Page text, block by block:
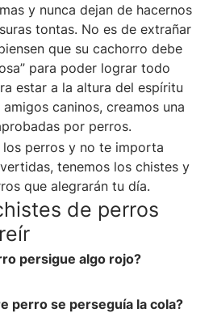
y nunca dejan de hacernos
tontas. No es de extrañar
que su cachorro debe
para poder lograr todo
estar a la altura del espíritu
caninos, creamos una
por perros.
los perros y no te importa
tenemos los chistes y
que alegrarán tu día.
de perros
persigue algo rojo?
perro se perseguía la cola?